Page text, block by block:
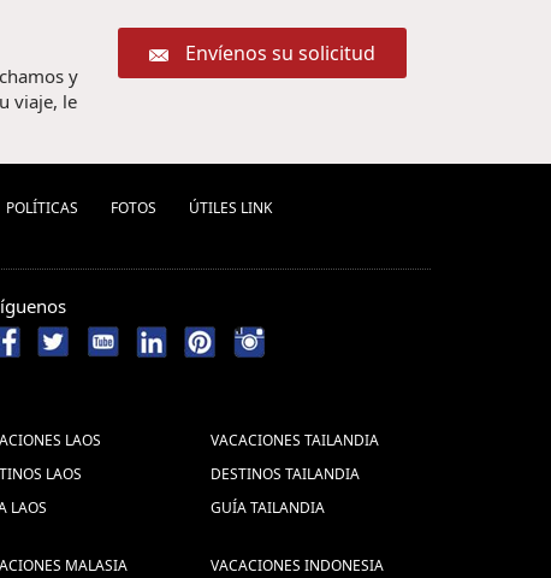
y
viaje, le
Envíenos su solicitud
POLÍ­TICAS FOTOS
ÚTILES LINK
LAOS
LAOS
LAOS
VACACIONES TAILANDIA
DESTINOS TAILANDIA
GUÍA TAILANDIA
MALASIA
VACACIONES INDONESIA